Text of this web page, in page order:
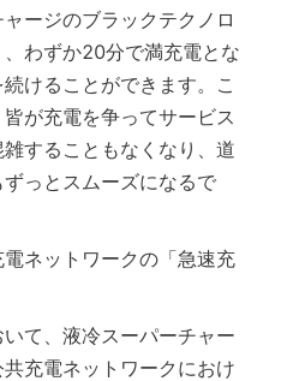
ージのブラックテクノロ
、わずか20分で満充電とな
続けることができます。こ
が充電を争ってサービス
することもなくなり、道
っとスムーズになるで
ネットワークの「急速充
て、液冷スーパーチャー
共充電ネットワークにおけ